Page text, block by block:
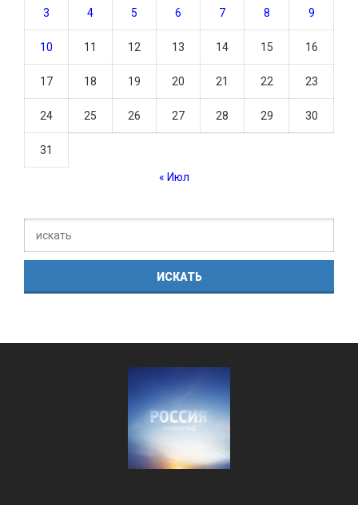
3 4 5 6 7 8 9
10 11 12 13 14 15 16
17 18 19 20 21 22 23
24 25 26 27 28 29 30
31
« Июл